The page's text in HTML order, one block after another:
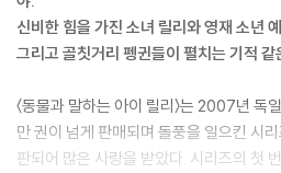
신비한 힘을 가진 소녀 릴리와 영재 소년
그리고 골칫거리 펭귄들이 펼치는 기적 같
〈동물과 말하는 아이 릴리〉는 2007년 독
만 권이 넘게 판매되며 돌풍을 일으킨 시
판되어 많은 사랑을 받았다. 시리즈의 첫